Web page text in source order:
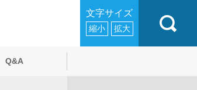
文字サイズ
縮小 拡大
Q&A